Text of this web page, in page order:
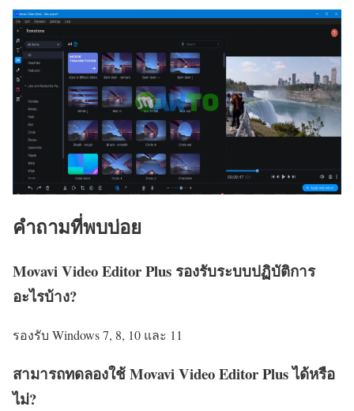
คำถามที่พบบ่อย
Movavi Video Editor Plus รองรับระบบปฏิบัติการ
อะไรบ้าง?
รองรับ Windows 7, 8, 10 และ 11
สามารถทดลองใช้ Movavi Video Editor Plus ได้หรือ
ไม่?